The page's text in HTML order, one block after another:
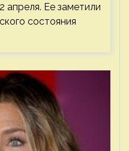
апреля. Ее заметили
состояния